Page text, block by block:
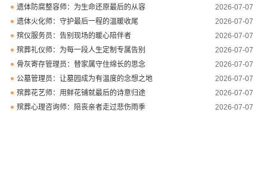
遗体防腐整容师：为生命还原最后的从容
2026-07-07
遗体火化师：守护最后一程的温暖收尾
2026-07-07
殡仪服务员：告别现场的暖心陪伴者
2026-07-07
殡葬礼仪师：为每一段人生定制专属告别
2026-07-07
骨灰寄存管理员：替家属守住绵长的思念
2026-07-07
公墓管理员：让墓园成为有温度的念想之地
2026-07-07
殡葬花艺师：用鲜花铺就最后的诗意归途
2026-07-07
殡葬心理咨询师：陪丧亲者走过悲伤雨季
2026-07-07